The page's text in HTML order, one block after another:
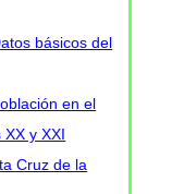
básicos del
en el
y XXI
Cruz de la